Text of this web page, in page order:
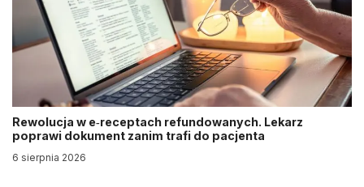
Rewolucja w e‑receptach refundowanych. Lekarz
poprawi dokument zanim trafi do pacjenta
6 sierpnia 2026